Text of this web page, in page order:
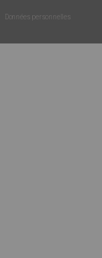
Données personnelles